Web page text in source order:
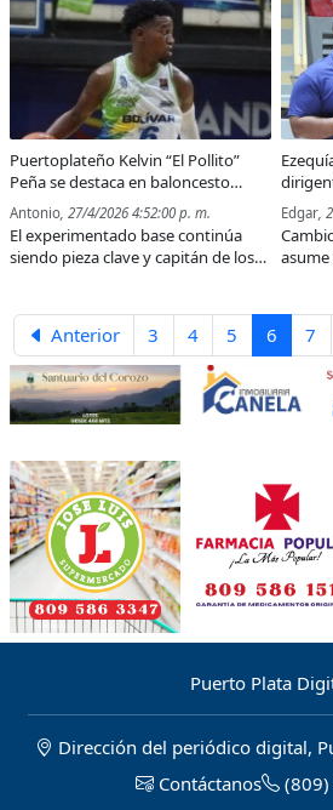
2026.
Puertoplateño Kelvin “El Pollito”
Peña se destaca en baloncesto
superior de Venezuela
Antonio, 27/4/2026 4:52:00 p. m.
El experimentado base continúa
siendo pieza clave y capitán de los
Profesional de Baloncesto de
Venezuela.
de
Edgar,
Anterior 3 4 5 6 7
Puerto Plata
Dirección del periódico digital,
Contáctanos
(809)